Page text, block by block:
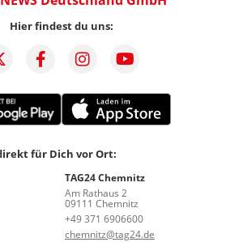
Hier findest du uns:
für Dich vor Ort:
TAG24 Chemnitz
Am Rathaus 2
09111 Chemnitz
+49 371 6906600
chemnitz@tag24.de